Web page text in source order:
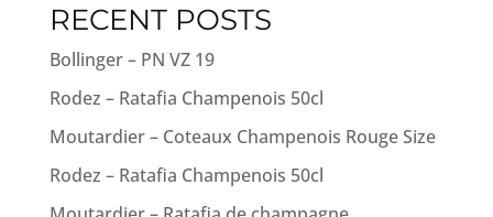
RECENT POSTS
Bollinger – PN VZ 19
Rodez – Ratafia Champenois 50cl
Moutardier – Coteaux Champenois Rouge Size
Rodez – Ratafia Champenois 50cl